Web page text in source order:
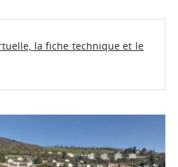
la fiche technique et le